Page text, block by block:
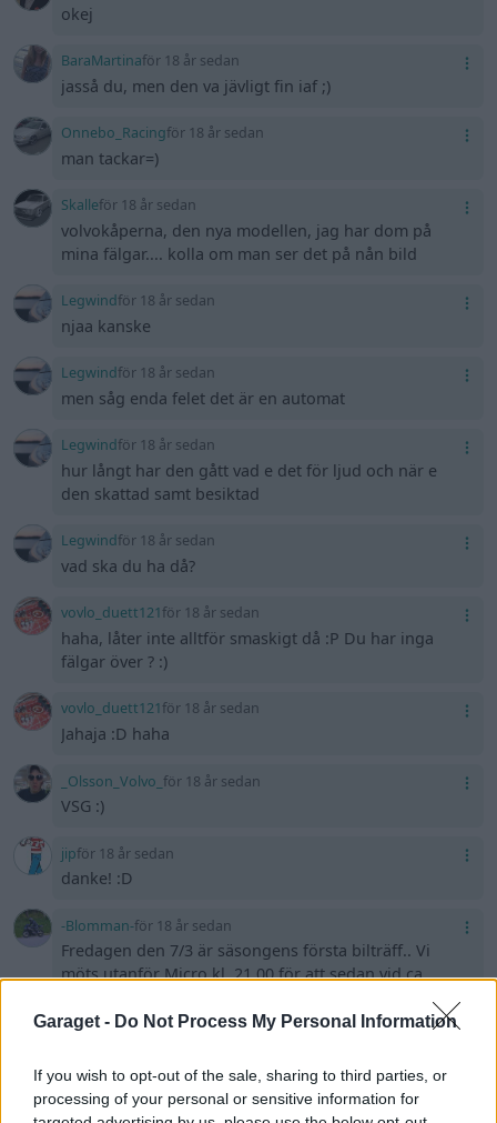
Garaget - Do Not Process My Personal Information
If you wish to opt-out of the sale, sharing to third parties, or
processing of your personal or sensitive information for
okej
BaraMartinaför 18 år sedan
jasså du, men den va jävligt fin iaf ;)
Onnebo_Racingför 18 år sedan
man tackar=)
Skalleför 18 år sedan
volvokåperna, den nya modellen, jag har dom på
mina fälgar.... kolla om man ser det på nån bild
Legwindför 18 år sedan
njaa kanske
Legwindför 18 år sedan
men såg enda felet det är en automat
Legwindför 18 år sedan
hur långt har den gått vad e det för ljud och när e
den skattad samt besiktad
Legwindför 18 år sedan
vad ska du ha då?
vovlo_duett121för 18 år sedan
haha, låter inte alltför smaskigt då :P Du har inga
fälgar över ? :)
vovlo_duett121för 18 år sedan
Jahaja :D haha
_Olsson_Volvo_ för 18 år sedan
VSG :)
jipför 18 år sedan
danke! :D
-Blomman-för 18 år sedan
Fredagen den 7/3 är säsongens första bilträff.. Vi
möts utanför Micro kl. 21.00 för att sedan vid ca
22.30 tiden köra i samlad trupp genom stan och sen
tillbaka till micro. Mer info finns på forumet. Sprid
träff, med många bilar och mycket folk.. Länk till
forumet: http://www.garaget.org/forum/viewtopic. …
09&p=1